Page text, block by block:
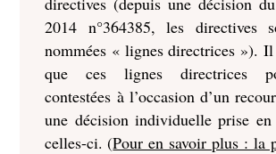
2014 n°364385, les directives
nommées « lignes directrices »).
que ces lignes directrices
contestées à l’occasion d’un
une décision individuelle prise
celles-ci. (Pour en savoir plus : la